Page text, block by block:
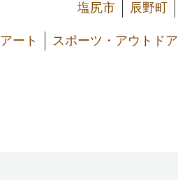
塩尻市 辰野町
アート スポーツ・アウトドア